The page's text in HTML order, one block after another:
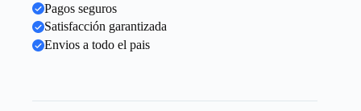
Pagos seguros
Satisfacción garantizada
Envios a todo el pais